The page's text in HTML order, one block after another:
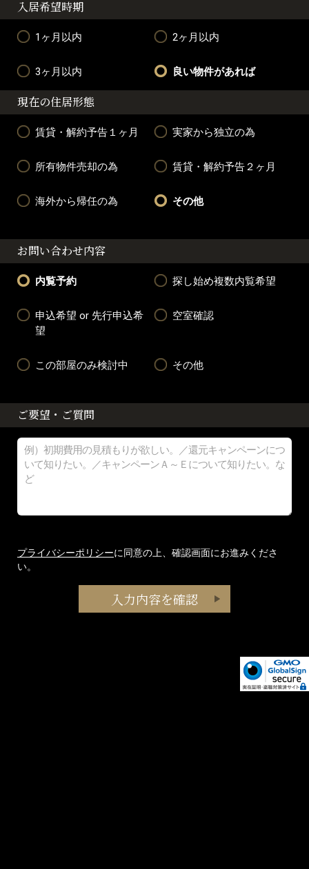
入居希望時期
1ヶ月以内 2ヶ月以内
3ヶ月以内 良い物件があれば
現在の住居形態
賃貸・解約予告１ヶ月 実家から独立の為
所有物件売却の為 賃貸・解約予告２ヶ月
海外から帰任の為 その他
お問い合わせ内容
内覧予約 探し始め複数内覧希望
申込希望 or 先行申込希
望
空室確認
この部屋のみ検討中 その他
ご要望・ご質問
プライバシーポリシーに同意の上、確認画面にお進みくださ
い。